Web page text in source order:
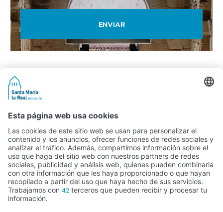
ENVIAR
Actividad subvencionada por el Ministerio de Educación, Cultura y
Deporte